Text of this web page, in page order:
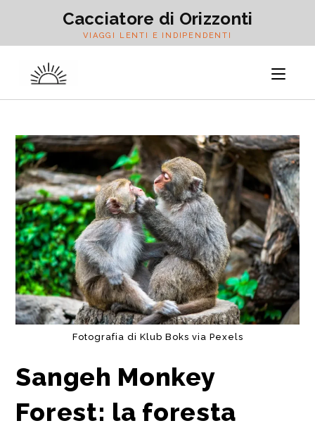
Cacciatore di Orizzonti
VIAGGI LENTI E INDIPENDENTI
Fotografia di Klub Boks via Pexels
Sangeh Monkey
Forest: la foresta